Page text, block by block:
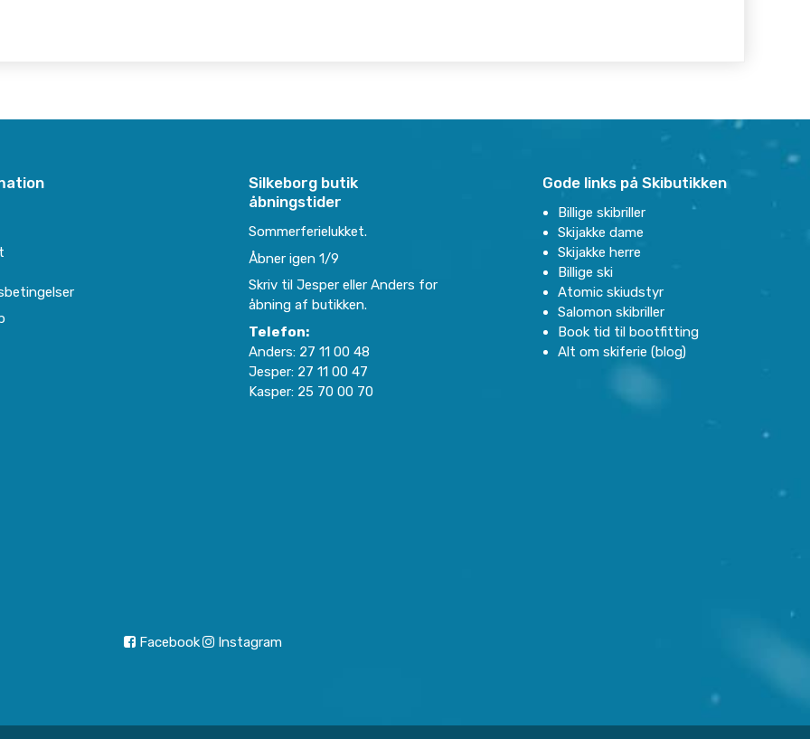
Silkeborg butik
åbningstider
Sommerferielukket.
Åbner igen 1/9
Skriv til Jesper eller Anders for
åbning af butikken.
Telefon:
Anders: 27 11 00 48
Jesper: 27 11 00 47
Kasper: 25 70 00 70
Gode links på Skibutikken
Billige skibriller
Skijakke dame
Skijakke herre
Billige ski
Atomic skiudstyr
Salomon skibriller
Book tid til bootfitting
Alt om skiferie (blog)
Facebook Instagram